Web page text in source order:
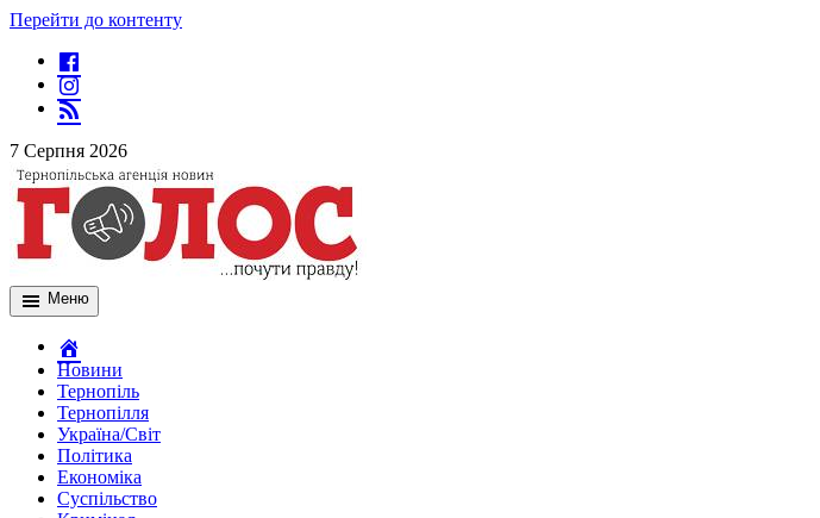
Перейти до контенту
7 Серпня 2026
Меню
Новини
Тернопіль
Тернопілля
Україна/Світ
Політика
Економіка
Суспільство